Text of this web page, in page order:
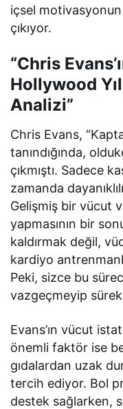
içsel motivasyonun
çıkıyor.
“Chris
Hollywood
Analizi”
Chris Evans,
tanındığında,
çıkmıştı. Sadece
zamanda
Gelişmiş bir vücut
yapmasının bir
kaldırmak değil,
kardiyo
Peki, sizce bu
vazgeçmeyip
Evans’ın vücut
önemli faktör ise
gıdalardan uzak
tercih ediyor. Bol
destek sağlarken,